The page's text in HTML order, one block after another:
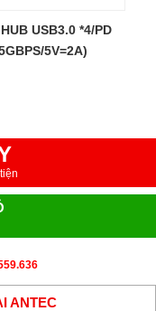
USB3.0 *4/PD
5V=2A)
ANTEC